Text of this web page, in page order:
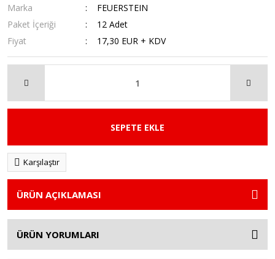
Marka
FEUERSTEIN
Paket İçeriği
12 Adet
Fiyat
17,30 EUR + KDV
SEPETE EKLE
Karşılaştır
ÜRÜN AÇIKLAMASI
ÜRÜN YORUMLARI